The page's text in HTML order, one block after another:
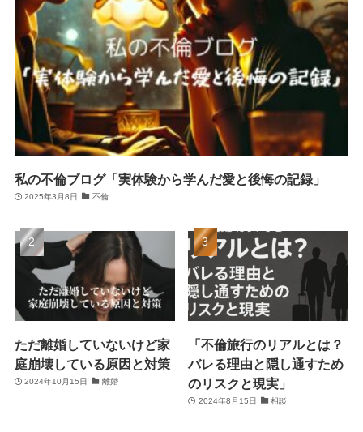
私の不倫ブログ「実体験から学んだ愛と後悔の記録」
2025年3月8日 不倫
ただ離婚していないけど家
庭崩壊している原因と対策
2024年10月15日 離婚
「不倫旅行のリアルとは？
バレる理由と隠し通すため
のリスクと現実」
2024年8月15日 相談